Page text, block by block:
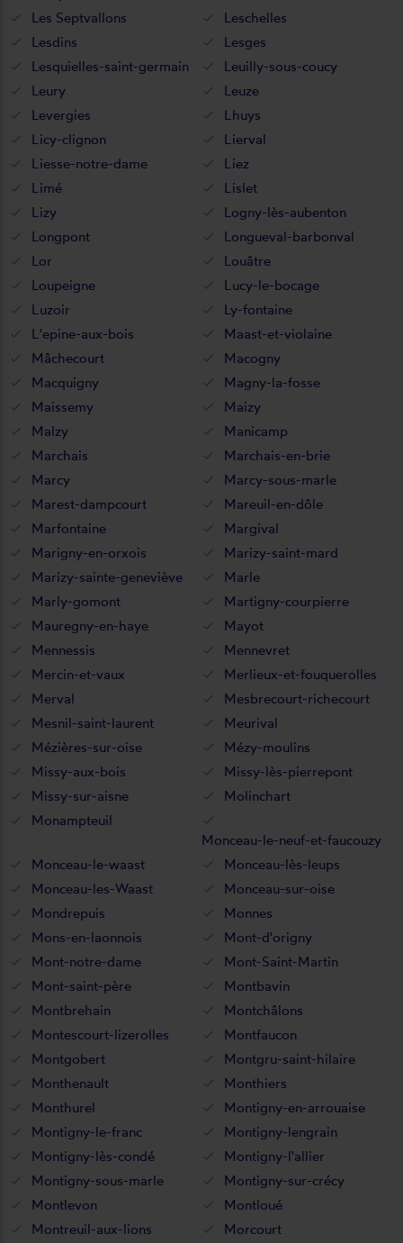
Les Septvallons
Leschelles
Lesdins
Lesges
Lesquielles-saint-germain
Leuilly-sous-coucy
Leury
Leuze
Levergies
Lhuys
Licy-clignon
Lierval
Liesse-notre-dame
Liez
Limé
Lislet
Lizy
Logny-lès-aubenton
Longpont
Longueval-barbonval
Lor
Louâtre
Loupeigne
Lucy-le-bocage
Luzoir
Ly-fontaine
L'epine-aux-bois
Maast-et-violaine
Mâchecourt
Macogny
Macquigny
Magny-la-fosse
Maissemy
Maizy
Malzy
Manicamp
Marchais
Marchais-en-brie
Marcy
Marcy-sous-marle
Marest-dampcourt
Mareuil-en-dôle
Marfontaine
Margival
Marigny-en-orxois
Marizy-saint-mard
Marizy-sainte-geneviève
Marle
Marly-gomont
Martigny-courpierre
Mauregny-en-haye
Mayot
Mennessis
Mennevret
Mercin-et-vaux
Merlieux-et-fouquerolles
Merval
Mesbrecourt-richecourt
Mesnil-saint-laurent
Meurival
Mézières-sur-oise
Mézy-moulins
Missy-aux-bois
Missy-lès-pierrepont
Missy-sur-aisne
Molinchart
Monampteuil
Monceau-le-neuf-et-faucouzy
Monceau-le-waast
Monceau-lès-leups
Monceau-les-Waast
Monceau-sur-oise
Mondrepuis
Monnes
Mons-en-laonnois
Mont-d'origny
Mont-notre-dame
Mont-Saint-Martin
Mont-saint-père
Montbavin
Montbrehain
Montchâlons
Montescourt-lizerolles
Montfaucon
Montgobert
Montgru-saint-hilaire
Monthenault
Monthiers
Monthurel
Montigny-en-arrouaise
Montigny-le-franc
Montigny-lengrain
Montigny-lès-condé
Montigny-l'allier
Montigny-sous-marle
Montigny-sur-crécy
Montlevon
Montloué
Montreuil-aux-lions
Morcourt